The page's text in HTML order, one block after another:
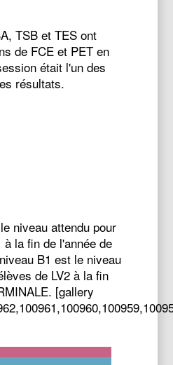
TSB et TES ont
de FCE et PET en
était l'un des
résultats.
niveau attendu pour
à la fin de l'année de
B1 est le niveau
de LV2 à la fin
[gallery